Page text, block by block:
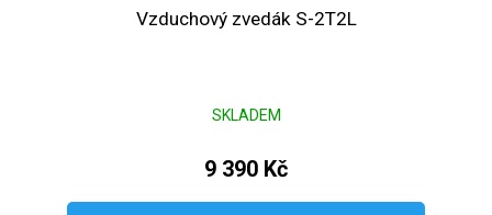
Vzduchový zvedák S-2T2L
SKLADEM
9 390 Kč